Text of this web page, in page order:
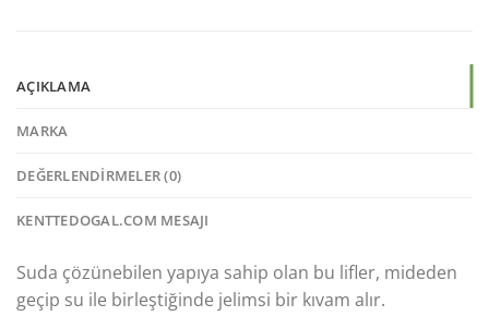
AÇIKLAMA
MARKA
DEĞERLENDIRMELER (0)
KENTTEDOGAL.COM MESAJI
Suda çözünebilen yapıya sahip olan bu lifler, mideden
geçip su ile birleştiğinde jelimsi bir kıvam alır.